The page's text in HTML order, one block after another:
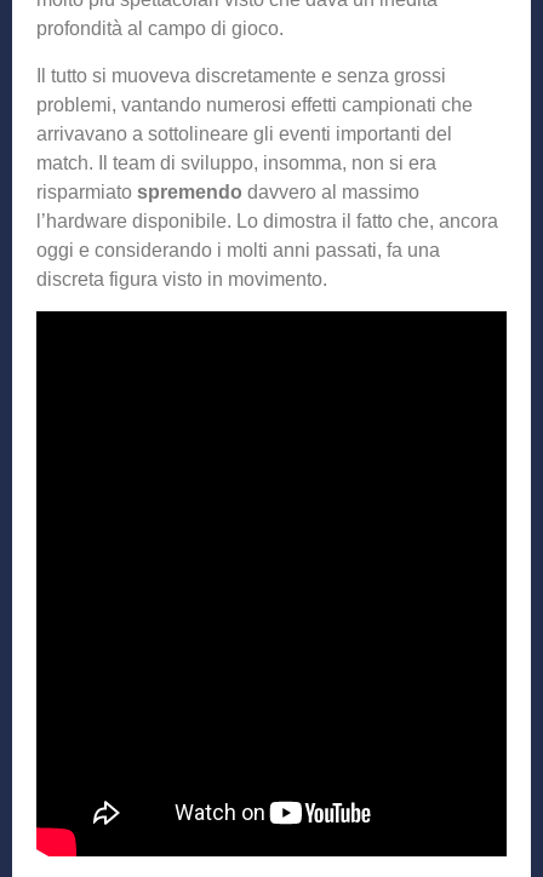
profondità al campo di gioco.
Il tutto si muoveva discretamente e senza grossi
problemi, vantando numerosi effetti campionati che
arrivavano a sottolineare gli eventi importanti del
match. Il team di sviluppo, insomma, non si era
risparmiato spremendo davvero al massimo
l’hardware disponibile. Lo dimostra il fatto che, ancora
oggi e considerando i molti anni passati, fa una
discreta figura visto in movimento.